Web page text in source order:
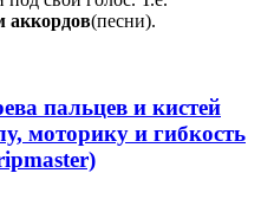
аккордов(песни).
пальцев и кистей
моторику и гибкость